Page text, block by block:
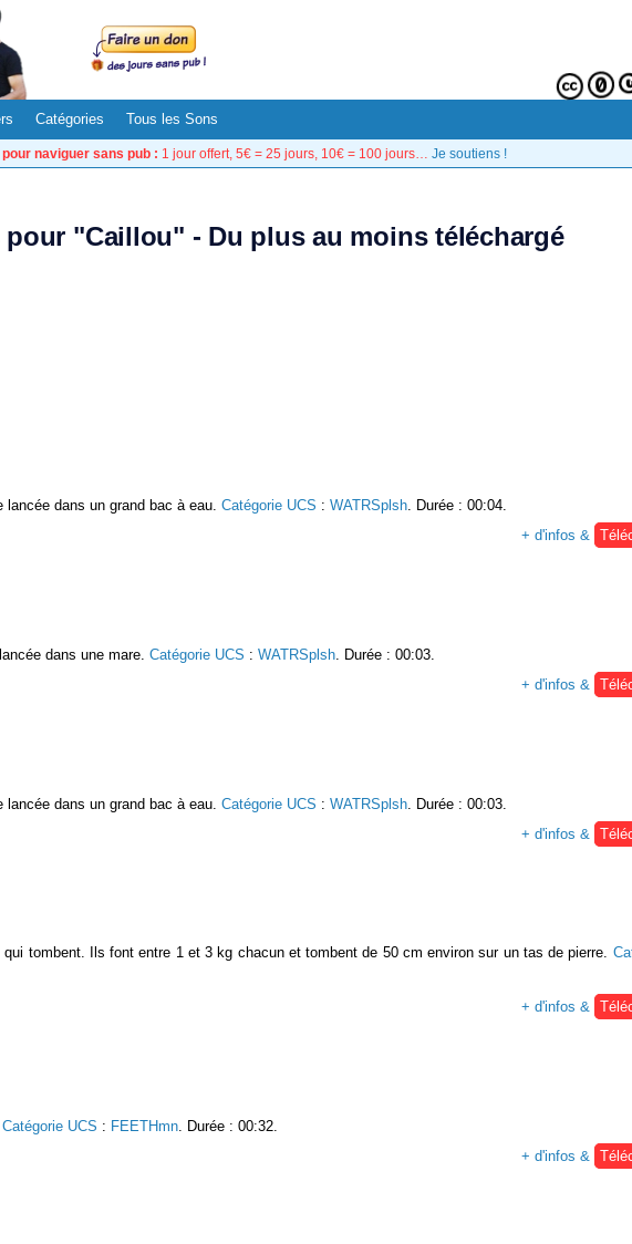
Catégories Tous les Sons
naviguer sans pub : 1 jour offert, 5€ = 25 jours, 10€ = 100 jours… Je soutiens !
pour "Caillou" - Du plus au moins téléchargé
dans un grand bac à eau. Catégorie UCS : WATRSplsh . Durée : 00:04.
+ d'infos &
dans une mare. Catégorie UCS : WATRSplsh . Durée : 00:03.
+ d'infos &
dans un grand bac à eau. Catégorie UCS : WATRSplsh . Durée : 00:03.
+ d'infos &
qui tombent. Ils font entre 1 et 3 kg chacun et tombent de 50 cm environ sur un tas de pierre.
+ d'infos &
Catégorie UCS : FEETHmn. Durée : 00:32.
+ d'infos &